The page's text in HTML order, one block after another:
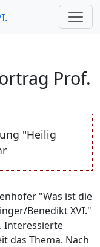
Prof.
"Heilig
"Was ist die
Benedikt XVI."
Interessierte
das Thema. Nach